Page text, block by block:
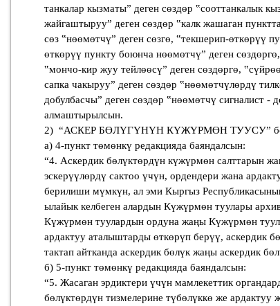
танкалар кызматыˮ деген сөздөр ‟сооттанкалык
жайгаштырууˮ деген сөздөр ‟калк жашаган
сөз ‟нөөмөтчүˮ деген сөзгө, ‟текшерип-өткөрүү
өткөрүү пункту боюнча нөөмөтчүˮ деген
‟мончо-кир жуу тейлөөсүˮ деген сөздөргө,
сапка чакырууˮ деген сөздөр ‟нөөмөтчүлөрдү
добулбасчыˮ деген сөздөр ‟нөөмөтчү сигналист -
алмаштырылсын.
2) “АСКЕР БӨЛҮГҮНҮН КҮЖҮРМӨН ТУУСУ”
а) 4-пункт төмөнкү редакцияда баяндалсын:
“4. Аскердик бөлүктөрдүн күжүрмөн салттарын
эскерүүлөрдү сактоо үчүн, ордендери жана
берилиши мүмкүн, ал эми Кыргыз
ылайык келбеген алардын Күжүрмөн туулары
Күжүрмөн туулардын ордуна жаңы Күжүрмөн
ардактуу аталыштарды өткөрүп берүү, аскердик
тактап айтканда аскердик бөлүк жаңы аскердик
б) 5-пункт төмөнкү редакцияда баяндалсын:
“5. Жасаган эрдиктери үчүн мамлекеттик
бөлүктөрдүн тизмелерине түбөлүккө же ардактуу